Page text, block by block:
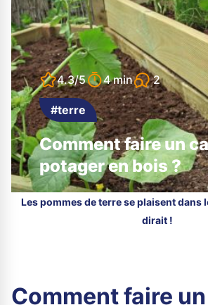
4.3/5 4 min 2
#terre
Comment faire un
potager en bois ?
Les pommes de terre se plaisent dans
dirait !
Comment faire